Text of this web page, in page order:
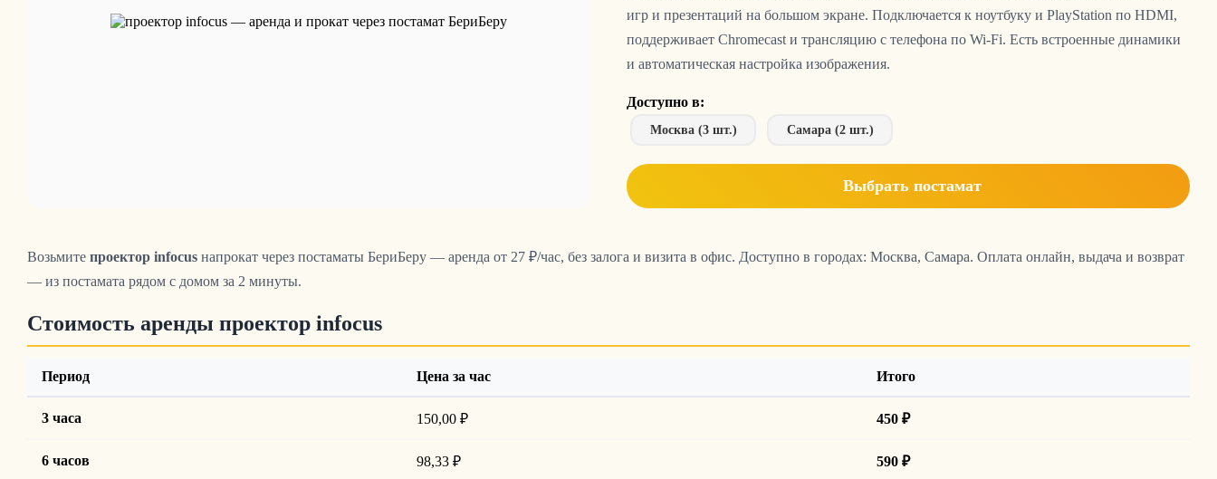
игр и презентаций на большом экране. Подключается к ноутбуку и PlayStation по HDMI,
поддерживает Chromecast и трансляцию с телефона по Wi-Fi. Есть встроенные динамики
и автоматическая настройка изображения.
Доступно в:
Москва (3 шт.) Самара (2 шт.)
Выбрать постамат
Возьмите проектор infocus напрокат через постаматы БериБеру — аренда от 27 ₽/час, без залога и визита в офис. Доступно в городах: Москва, Самара. Оплата онлайн, выдача и возврат
— из постамата рядом с домом за 2 минуты.
Стоимость аренды проектор infocus
Период Цена за час Итого
3 часа 150,00 ₽ 450 ₽
6 часов 98,33 ₽ 590 ₽